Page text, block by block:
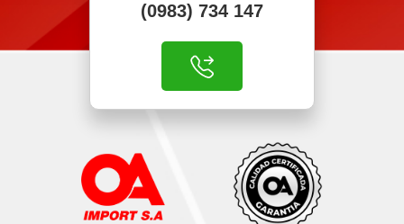
(0983) 734 147